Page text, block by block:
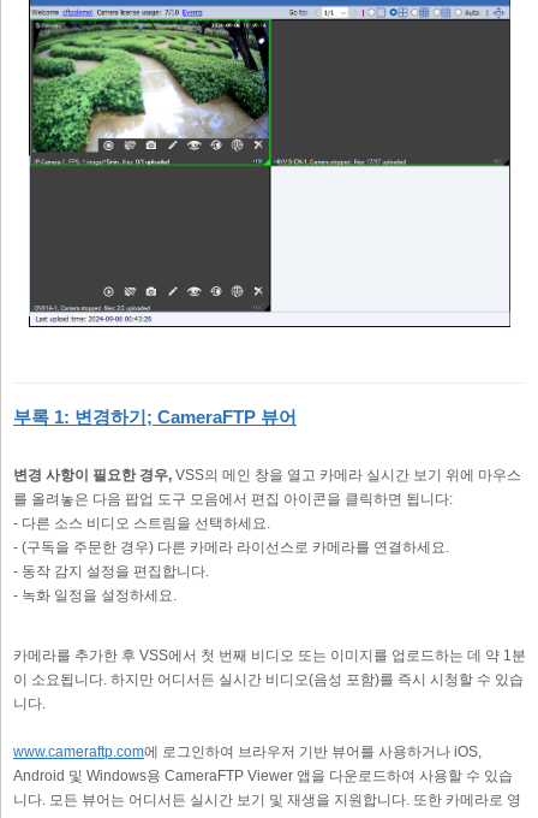
부록 1: 변경하기; CameraFTP 뷰어
변경 사항이 필요한 경우, VSS의 메인 창을 열고 카메라 실시간 보기 위에 마우스
를 올려놓은 다음 팝업 도구 모음에서 편집 아이콘을 클릭하면 됩니다:
- 다른 소스 비디오 스트림을 선택하세요.
- (구독을 주문한 경우) 다른 카메라 라이선스로 카메라를 연결하세요.
- 동작 감지 설정을 편집합니다.
- 녹화 일정을 설정하세요.
카메라를 추가한 후 VSS에서 첫 번째 비디오 또는 이미지를 업로드하는 데 약 1분
이 소요됩니다. 하지만 어디서든 실시간 비디오(음성 포함)를 즉시 시청할 수 있습
니다.
www.cameraftp.com에 로그인하여 브라우저 기반 뷰어를 사용하거나 iOS,
Android 및 Windows용 CameraFTP Viewer 앱을 다운로드하여 사용할 수 있습
니다. 모든 뷰어는 어디서든 실시간 보기 및 재생을 지원합니다. 또한 카메라로 영